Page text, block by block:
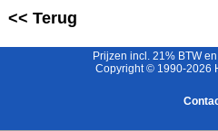
<< Terug
Prijzen incl. 21% BTW
Copyright © 1990-2026